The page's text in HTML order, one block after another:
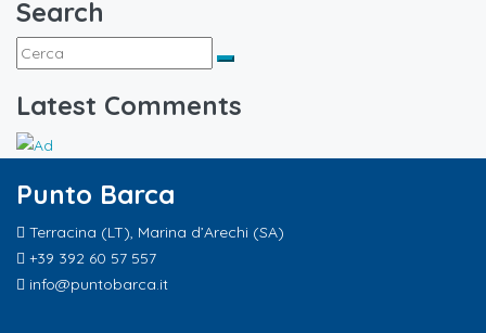
Search
Latest Comments
Punto Barca
Terracina (LT), Marina d’Arechi (SA)
+39 392 60 57 557
info@puntobarca.it